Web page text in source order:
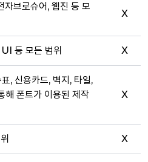
자브로슈어, 웹진 등 모
X
등 모든 범위 X
, 신용카드, 벽지, 타일,
해 폰트가 이용된 제작
X
X